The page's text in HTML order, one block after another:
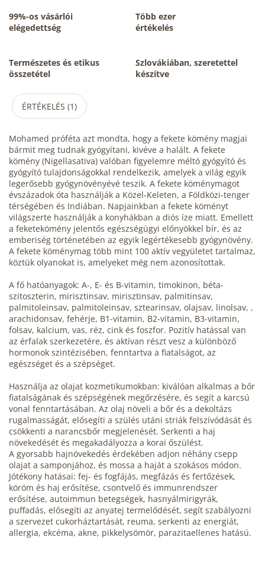
99%-os vásárlói
elégedettség
Több ezer
értékelés
Természetes és etikus
összetétel
Szlovákiában, szeretettel
készítve
ÉRTÉKELÉS (1)
Mohamed próféta azt mondta, hogy a fekete kömény magjai
bármit meg tudnak gyógyítani, kivéve a halált. A fekete
kömény (Nigellasativa) valóban figyelemre méltó gyógyító és
gyógyító tulajdonságokkal rendelkezik, amelyek a világ egyik
legerősebb gyógynövényévé teszik. A fekete köménymagot
évszázadok óta használják a Közel-Keleten, a Földközi-tenger
térségében és Indiában. Napjainkban a fekete köményt
világszerte használják a konyhákban a diós íze miatt. Emellett
a feketekömény jelentős egészségügyi előnyökkel bír, és az
emberiség történetében az egyik legértékesebb gyógynövény.
A fekete köménymag több mint 100 aktív vegyületet tartalmaz,
köztük olyanokat is, amelyeket még nem azonosítottak.
A fő hatóanyagok: A-, E- és B-vitamin, timokinon, béta-
szitoszterin, mirisztinsav, mirisztinsav, palmitinsav,
palmitoleinsav, palmitoleinsav, sztearinsav, olajsav, linolsav, ,
arachidonsav, fehérje, B1-vitamin, B2-vitamin, B3-vitamin,
folsav, kalcium, vas, réz, cink és foszfor. Pozitív hatással van
az érfalak szerkezetére, és aktívan részt vesz a különböző
hormonok szintézisében, fenntartva a fiatalságot, az
egészséget és a szépséget.
Használja az olajat kozmetikumokban: kiválóan alkalmas a bőr
fiatalságának és szépségének megőrzésére, és segít a karcsú
vonal fenntartásában. Az olaj növeli a bőr és a dekoltázs
rugalmasságát, elősegíti a szülés utáni striák felszívódását és
csökkenti a narancsbőr megjelenését. Serkenti a haj
növekedését és megakadályozza a korai őszülést.
A gyorsabb hajnövekedés érdekében adjon néhány csepp
olajat a samponjához, és mossa a haját a szokásos módon.
Jótékony hatásai: fej- és fogfájás, megfázás és fertőzések,
köröm és haj erősítése, csontvelő és immunrendszer
erősítése, autoimmun betegségek, hasnyálmirigyrák,
puffadás, elősegíti az anyatej termelődését, segít szabályozni
a szervezet cukorháztartását, reuma, serkenti az energiát,
allergia, ekcéma, akne, pikkelysömör, parazitaellenes hatású.